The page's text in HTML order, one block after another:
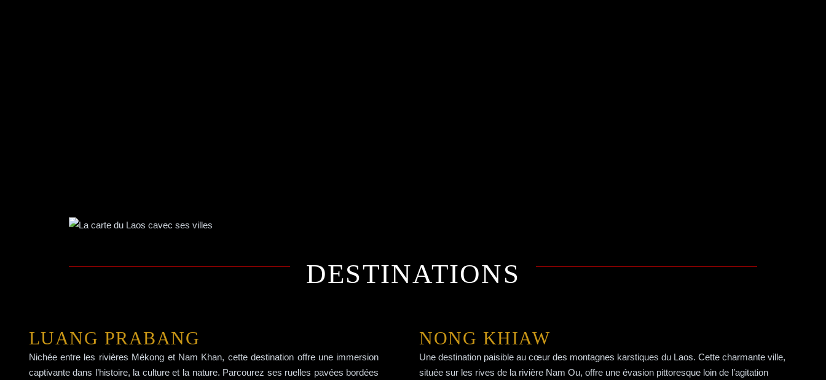
DESTINATIONS
LUANG PRABANG
Nichée entre les rivières Mékong et Nam Khan, cette destination offre une immersion
captivante dans l’histoire, la culture et la nature. Parcourez ses ruelles pavées bordées
NONG KHIAW
Une destination paisible au cœur des montagnes karstiques du Laos. Cette charmante ville,
située sur les rives de la rivière Nam Ou, offre une évasion pittoresque loin de l’agitation